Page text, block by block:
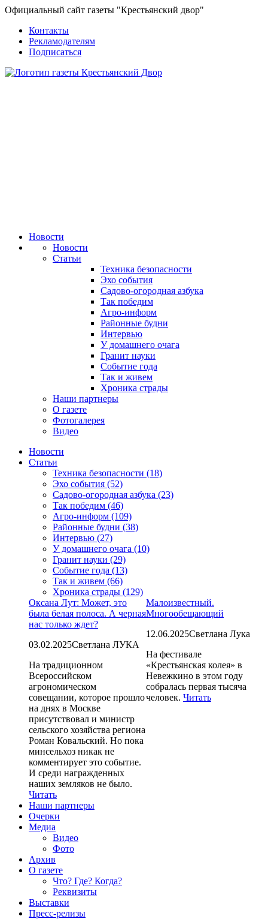
Официальный сайт газеты "Крестьянский двор"
Контакты
Рекламодателям
Подписаться
Новости
Новости
Статьи
Техника безопасности
Эхо события
Садово-огородная азбука
Так победим
Агро-информ
Районные будни
Интервью
У домашнего очага
Гранит науки
Событие года
Так и живем
Хроника страды
Наши партнеры
О газете
Фотогалерея
Видео
Новости
Статьи
Техника безопасности (18)
Эхо события (52)
Садово-огородная азбука (23)
Так победим (46)
Агро-информ (109)
Районные будни (38)
Интервью (27)
У домашнего очага (10)
Гранит науки (29)
Событие года (13)
Так и живем (66)
Хроника страды (129)
Малоизвестный.
Многообещающий
12.06.2025Светлана Лука
На фестивале
«Крестьянская колея» в
Невежкино в этом году
собралась первая тысяча
человек. Читать
Оксана Лут: Может, это
была белая полоса. А черная
нас только ждет?
03.02.2025Светлана ЛУКА
На традиционном
Всероссийском
агрономическом
совещании, которое прошло
на днях в Москве
присутствовал и министр
сельского хозяйства региона
Роман Ковальский. Но пока
минсельхоз никак не
комментирует это событие.
И среди награжденных
наших земляков не было.
Читать
Наши партнеры
Очерки
Медиа
Видео
Фото
Архив
О газете
Что? Где? Когда?
Реквизиты
Выставки
Пресс-релизы